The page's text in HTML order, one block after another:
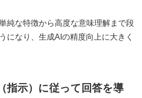
純な特徴から高度な意味理解まで段
になり、生成AIの精度向上に大きく
指示）に従って回答を導